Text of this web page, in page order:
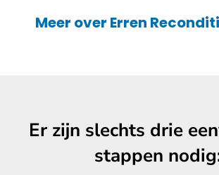
Meer over Erren
Er zijn slechts drie
stappen